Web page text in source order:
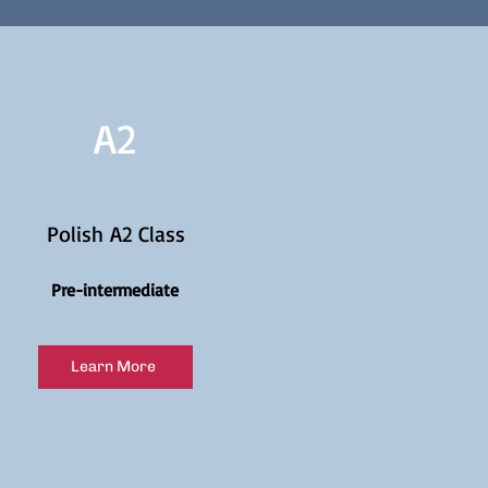
A2
Polish A2 Class
Pre-intermediate
Learn More